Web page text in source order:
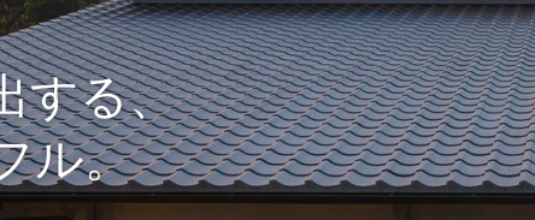
する、
ル。